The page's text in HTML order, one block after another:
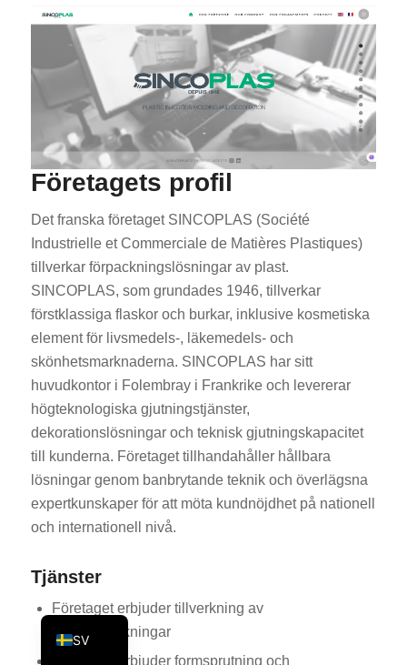
Företagets profil
Det franska företaget SINCOPLAS (Société
Industrielle et Commerciale de Matières Plastiques)
tillverkar förpackningslösningar av plast.
SINCOPLAS, som grundades 1946, tillverkar
förstklassiga flaskor och burkar, inklusive kosmetiska
element för livsmedels-, läkemedels- och
skönhetsmarknaderna. SINCOPLAS har sitt
huvudkontor i Folembray i Frankrike och levererar
högteknologiska gjutningstjänster,
dekorationslösningar och teknisk gjutningskapacitet
till kunderna. Företaget tillhandahåller hållbara
lösningar genom banbrytande teknik och överlägsna
expertkunskaper för att möta kundnöjdhet på nationell
och internationell nivå.
Tjänster
Företaget erbjuder tillverkning av
plastförpackningar
Företaget erbjuder formsprutning och
SV
EN
IT
DE
RU
NL
PL
AR
ES
JA
PT
CS
DA
FI
NB
EL
HU
RO
ES_MX